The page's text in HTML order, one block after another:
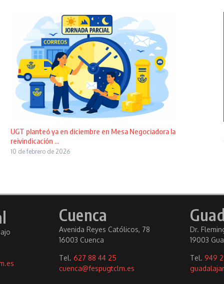
UGT planteó ya en diciembre en Mesa Negociadora la
reivindicación ...
10 de febrero de 2026
Cuenca
Avenida Reyes Católicos, 78
16003 Cuenca
Tel. 627 88 44 25
cuenca@fespugtclm.es
Dr.
19003
Tel. 949